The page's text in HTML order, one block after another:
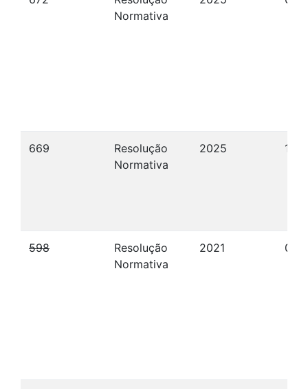
Normativa
669
Resolução
Normativa
2025 15/
598
Resolução
Normativa
2021 02/